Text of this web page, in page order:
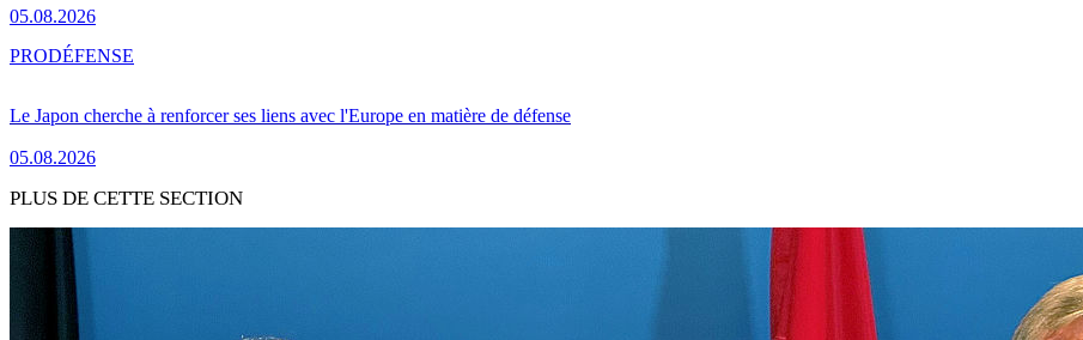
05.08.2026
Le Japon cherche à renforcer ses liens avec l'Europe en matière de défense
05.08.2026
PRODÉFENSE
PLUS DE CETTE SECTION